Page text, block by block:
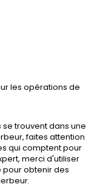
les opérations de
trouvent dans une
faites attention
qui comptent pour
merci d'utiliser
obtenir des